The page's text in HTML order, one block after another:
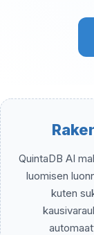
QuintaDB AI
luomisen
kuten